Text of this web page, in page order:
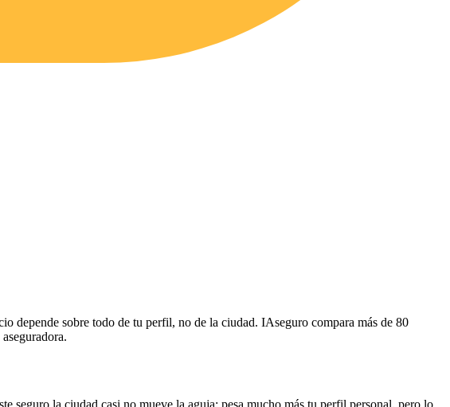
depende sobre todo de tu perfil, no de la ciudad. IAseguro compara más de 80
seguro la ciudad casi no mueve la aguja: pesa mucho más tu perfil personal, pero lo